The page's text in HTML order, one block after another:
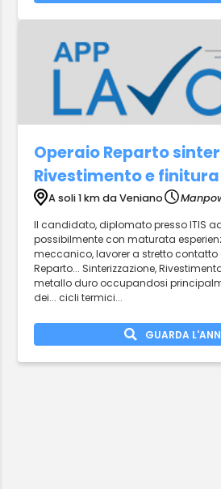
Operaio Reparto
Rivestimento e finitura
A soli 1 km da Veniano
Il candidato, diplomato presso ITIS
possibilmente con maturata
meccanico, lavorer a stretto contatto
Reparto... Sinterizzazione,
metallo duro occupandosi
dei... cicli termici...
GUARDA